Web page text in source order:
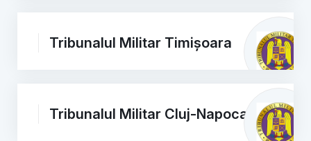
Tribunalul Militar Timișoara
Tribunalul Militar Cluj-Napoca